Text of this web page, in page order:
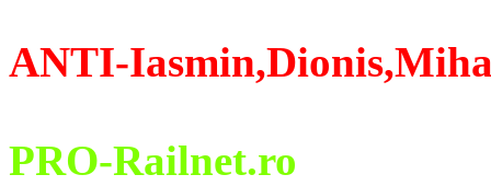
ANTI-
PRO-Railnet.ro